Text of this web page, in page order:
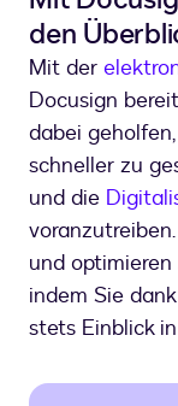
den
Mit der
Docusign
dabei
schneller zu
und die
und
indem Sie
stets Einblick